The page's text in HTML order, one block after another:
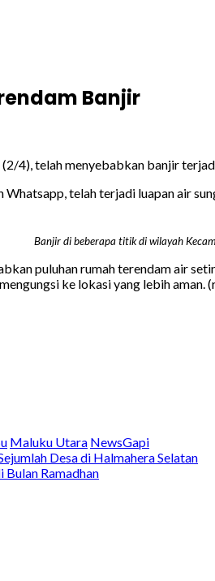
Banjir
4), telah menyebabkan banjir
telah terjadi luapan air
Banjir di beberapa titik di wilayah
puluhan rumah terendam air
ke lokasi yang lebih aman.
Maluku Utara NewsGapi
Desa di Halmahera Selatan
Bulan Ramadhan